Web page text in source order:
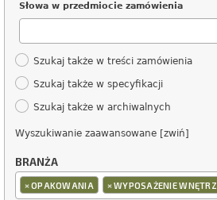
Słowa w przedmiocie zamówienia
Szukaj także w treści zamówienia
Szukaj także w specyfikacji
Szukaj także w archiwalnych
Wyszukiwanie zaawansowane [zwiń]
BRANŻA
×OPAKOWANIA ×WYPOSAŻENIE WNĘTRZ